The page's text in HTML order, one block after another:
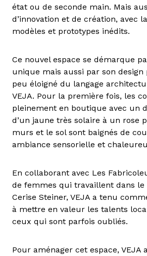
état ou de seconde main. Mais
d’innovation et de création, avec
modèles et prototypes inédits.
Ce nouvel espace se démarque
unique mais aussi par son design
peu éloigné du langage
VEJA. Pour la première fois, les
pleinement en boutique avec un
d’un jaune très solaire à un rose
murs et le sol sont baignés de
ambiance sensorielle et
En collaborant avec Les
de femmes qui travaillent dans le
Cerise Steiner, VEJA a tenu
à mettre en valeur les talents
ceux qui sont parfois oubliés.
Pour aménager cet espace, VEJA